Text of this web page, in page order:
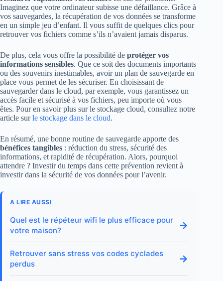
Imaginez que votre ordinateur subisse une défaillance. Grâce à
vos sauvegardes, la récupération de vos données se transforme
en un simple jeu d’enfant. Il vous suffit de quelques clics pour
retrouver vos fichiers comme s’ils n’avaient jamais disparus.
De plus, cela vous offre la possibilité de protéger vos
informations sensibles. Que ce soit des documents importants
ou des souvenirs inestimables, avoir un plan de sauvegarde en
place vous permet de les sécuriser. En choisissant de
sauvegarder dans le cloud, par exemple, vous garantissez un
accès facile et sécurisé à vos fichiers, peu importe où vous
êtes. Pour en savoir plus sur le stockage cloud, consultez notre
article surle stockage dans le cloud.
En résumé, une bonne routine de sauvegarde apporte des
bénéfices tangibles : réduction du stress, sécurité des
informations, et rapidité de récupération. Alors, pourquoi
attendre ? Investir du temps dans cette prévention revient à
investir dans la sécurité de vos données pour l’avenir.
A LIRE AUSSI
Quel est le répéteur wifi le plus efficace pour
votre maison?
→
Retrouver sans stress vos codes cyclades
perdus
→